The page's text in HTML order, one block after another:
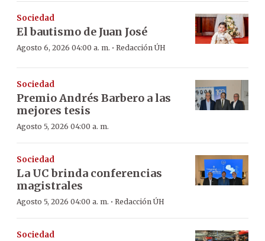
Sociedad
El bautismo de Juan José
Agosto 6, 2026 04:00 a. m. · Redacción ÚH
Sociedad
Premio Andrés Barbero a las
mejores tesis
Agosto 5, 2026 04:00 a. m.
Sociedad
La UC brinda conferencias
magistrales
Agosto 5, 2026 04:00 a. m. · Redacción ÚH
Sociedad